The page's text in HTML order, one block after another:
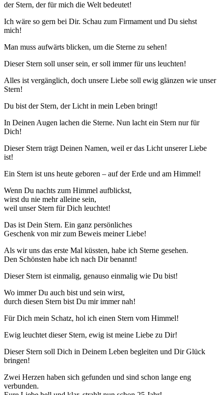
der Stern, der für mich die Welt bedeutet!
Ich wäre so gern bei Dir. Schau zum Firmament und Du siehst
mich!
Man muss aufwärts blicken, um die Sterne zu sehen!
Dieser Stern soll unser sein, er soll immer für uns leuchten!
Alles ist vergänglich, doch unsere Liebe soll ewig glänzen wie unser
Stern!
Du bist der Stern, der Licht in mein Leben bringt!
In Deinen Augen lachen die Sterne. Nun lacht ein Stern nur für
Dich!
Dieser Stern trägt Deinen Namen, weil er das Licht unserer Liebe
ist!
Ein Stern ist uns heute geboren – auf der Erde und am Himmel!
Wenn Du nachts zum Himmel aufblickst,
wirst du nie mehr alleine sein,
weil unser Stern für Dich leuchtet!
Das ist Dein Stern. Ein ganz persönliches
Geschenk von mir zum Beweis meiner Liebe!
Als wir uns das erste Mal küssten, habe ich Sterne gesehen.
Den Schönsten habe ich nach Dir benannt!
Dieser Stern ist einmalig, genauso einmalig wie Du bist!
Wo immer Du auch bist und sein wirst,
durch diesen Stern bist Du mir immer nah!
Für Dich mein Schatz, hol ich einen Stern vom Himmel!
Ewig leuchtet dieser Stern, ewig ist meine Liebe zu Dir!
Dieser Stern soll Dich in Deinem Leben begleiten und Dir Glück
bringen!
Zwei Herzen haben sich gefunden und sind schon lange eng
verbunden.